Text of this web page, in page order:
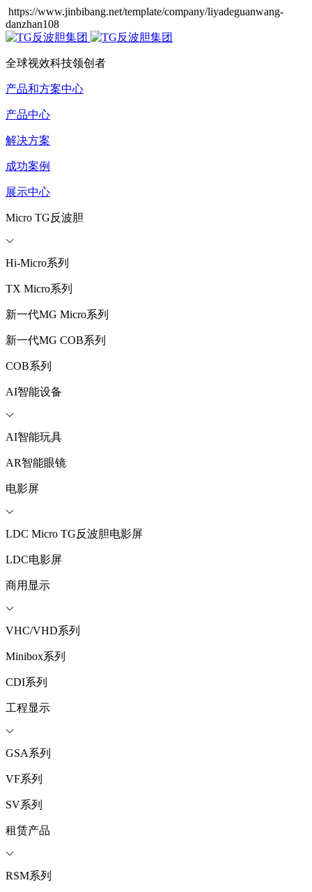
https://www.jinbibang.net/template/company/liyadeguanwang-
danzhan108
全球视效科技领创者
产品和方案中心
产品中心
解决方案
成功案例
展示中心
Micro TG反波胆
Hi-Micro系列
TX Micro系列
新一代MG Micro系列
新一代MG COB系列
COB系列
AI智能设备
AI智能玩具
AR智能眼镜
电影屏
LDC Micro TG反波胆电影屏
LDC电影屏
商用显示
VHC/VHD系列
Minibox系列
CDI系列
工程显示
GSA系列
VF系列
SV系列
租赁产品
RSM系列